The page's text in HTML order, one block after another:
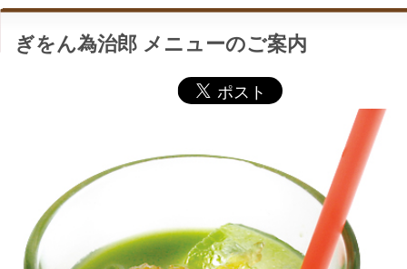
ぎをん為治郎 メニューのご案内